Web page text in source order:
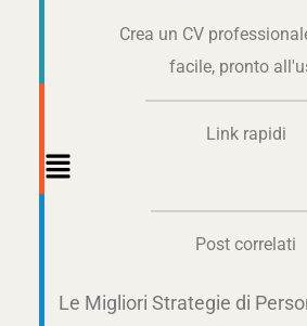
Crea un CV
facile, pronto
Link rapidi
Main
Post correlati
Le Migliori Strategie di